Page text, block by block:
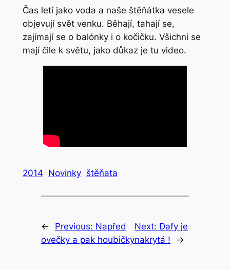
Čas letí jako voda a naše štěňátka vesele
objevují svět venku. Běhají, tahají se,
zajímají se o balónky i o kočičku. Všichni se
mají čile k světu, jako důkaz je tu video.
2014 Novinky štěňata
← Previous: Napřed
ovečky a pak houbičky
Next: Dafy je
nakrytá !
→